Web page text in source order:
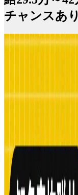
チャンスあ